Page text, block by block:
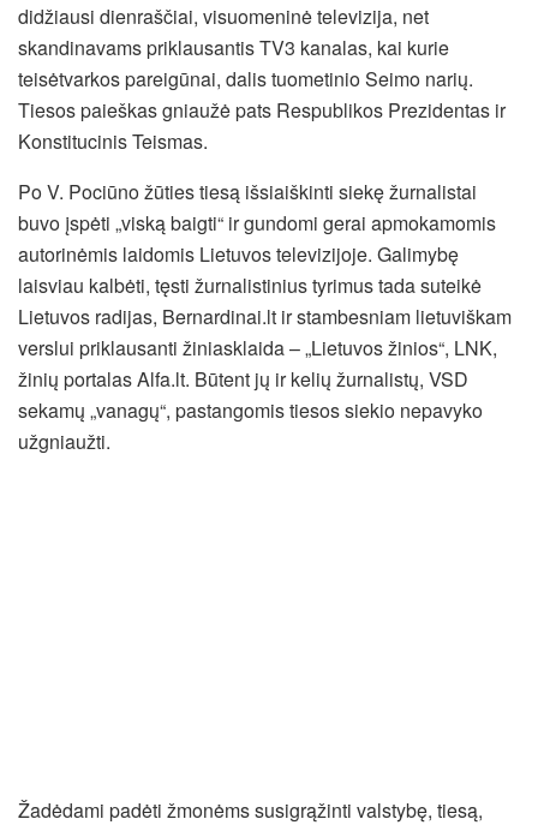
didžiausi dienraščiai, visuomeninė televizija, net
skandinavams priklausantis TV3 kanalas, kai kurie
teisėtvarkos pareigūnai, dalis tuometinio Seimo narių.
Tiesos paieškas gniaužė pats Respublikos Prezidentas ir
Konstitucinis Teismas.
Po V. Pociūno žūties tiesą išsiaiškinti siekę žurnalistai
buvo įspėti „viską baigti“ ir gundomi gerai apmokamomis
autorinėmis laidomis Lietuvos televizijoje. Galimybę
laisviau kalbėti, tęsti žurnalistinius tyrimus tada suteikė
Lietuvos radijas, Bernardinai.lt ir stambesniam lietuviškam
verslui priklausanti žiniasklaida – „Lietuvos žinios“, LNK,
žinių portalas Alfa.lt. Būtent jų ir kelių žurnalistų, VSD
sekamų „vanagų“, pastangomis tiesos siekio nepavyko
užgniaužti.
Žadėdami padėti žmonėms susigrąžinti valstybę, tiesą,